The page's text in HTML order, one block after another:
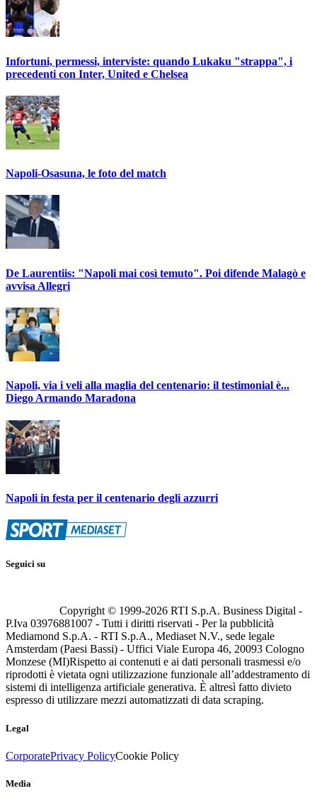
Infortuni, permessi, interviste: quando Lukaku "strappa", i
precedenti con Inter, United e Chelsea
Napoli-Osasuna, le foto del match
De Laurentiis: "Napoli mai così temuto". Poi difende Malagò e
avvisa Allegri
Napoli, via i veli alla maglia del centenario: il testimonial è...
Diego Armando Maradona
Napoli in festa per il centenario degli azzurri
Seguici su
Copyright © 1999-2026 RTI S.p.A. Business Digital -
P.Iva 03976881007 - Tutti i diritti riservati - Per la pubblicità
Mediamond S.p.A. - RTI S.p.A., Mediaset N.V., sede legale
Amsterdam (Paesi Bassi) - Uffici Viale Europa 46, 20093 Cologno
Monzese (MI)Rispetto ai contenuti e ai dati personali trasmessi e/o
riprodotti è vietata ogni utilizzazione funzionale all’addestramento di
sistemi di intelligenza artificiale generativa. È altresì fatto divieto
espresso di utilizzare mezzi automatizzati di data scraping.
Legal
CorporatePrivacy PolicyCookie Policy
Media